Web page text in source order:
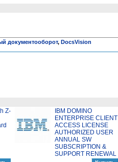
документооборот, DocsVision
Z-
IBM DOMINO
ENTERPRISE CLIENT
ACCESS LICENSE
AUTHORIZED USER
ANNUAL SW
SUBSCRIPTION &
SUPPORT RENEWAL